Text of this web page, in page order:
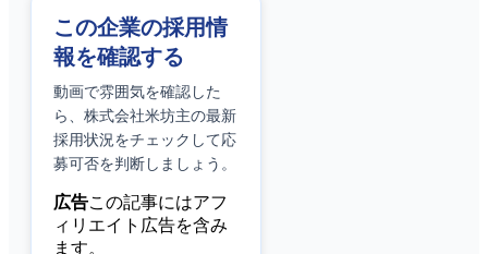
この企業の採用情
報を確認する
動画で雰囲気を確認した
ら、 株式会社米坊主の最新
採用状況をチェックして応
募可否を判断しましょう。
広告この記事にはアフ
ィリエイト広告を含み
ます。